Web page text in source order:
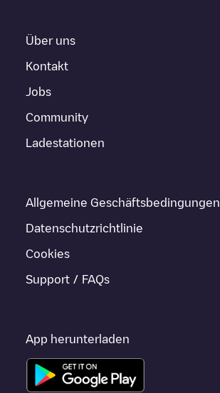
Über uns
Kontakt
Jobs
Community
Ladestationen
Allgemeine Geschäftsbedingungen
Datenschutzrichtlinie
Cookies
Support / FAQs
App herunterladen